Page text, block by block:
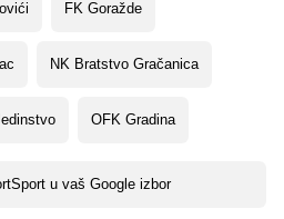
FK Goražde
NK Bratstvo Gračanica
OFK Gradina
u vaš Google izbor